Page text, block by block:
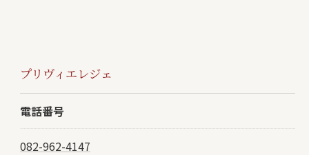
プリヴィエレジェ
電話番号
082-962-4147